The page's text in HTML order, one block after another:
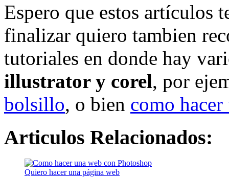
Espero que estos artículos
finalizar quiero tambien
tutoriales en donde hay
illustrator y corel, por
bolsillo, o bien como
Articulos Relacionados:
Quiero hacer una página web